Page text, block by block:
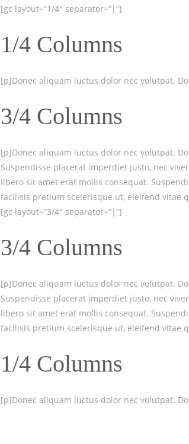
[gc layout=”1/4″ separator=”|”]
1/4 Columns
[p]Donec aliquam luctus dolor nec volutpat.
3/4 Columns
[p]Donec aliquam luctus dolor nec volutpat.
Suspendisse placerat imperdiet justo, nec
libero sit amet erat mollis consequat.
facilisis pretium scelerisque ut, eleifend vitae
[gc layout=”3/4″ separator=”|”]
3/4 Columns
[p]Donec aliquam luctus dolor nec volutpat.
Suspendisse placerat imperdiet justo, nec
libero sit amet erat mollis consequat.
facilisis pretium scelerisque ut, eleifend vitae
1/4 Columns
[p]Donec aliquam luctus dolor nec volutpat.